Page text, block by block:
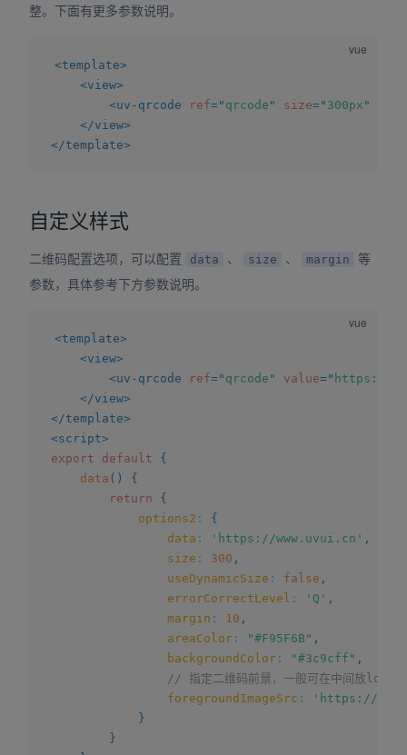
整。下面有更多参数说明。
<template>
<view>
<uv-qrcode ref=" qrcode " size=" 300px "
</view>
</template>
自定义样式
二维码配置选项，可以配置 data 、 size 、 margin
等
参数，具体参考下方参数说明。
<template>
<view>
<uv-qrcode ref=" qrcode " value=" https://
</view>
</template>
<script>
export
default
{
data ( )
{
return
{
options2 :
{
data : 'https://www.uvui.cn' ,
size : 300 ,
useDynamicSize : false ,
errorCorrectLevel : 'Q' ,
margin : 10 ,
areaColor : "#F95F6B" ,
backgroundColor : "#3c9cff" ,
// 指定二维码前景，一般可在中间放logo
foregroundImageSrc :
'https://
}
}